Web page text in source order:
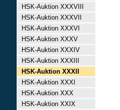
HSK-Auktion XXXVIII
HSK-Auktion XXXVII
HSK-Auktion XXXVI
HSK-Auktion XXXV
HSK-Auktion XXXIV
HSK-Auktion XXXIII
HSK-Auktion XXXII
HSK-Auktion XXXI
HSK-Auktion XXX
HSK-Auktion XXIX